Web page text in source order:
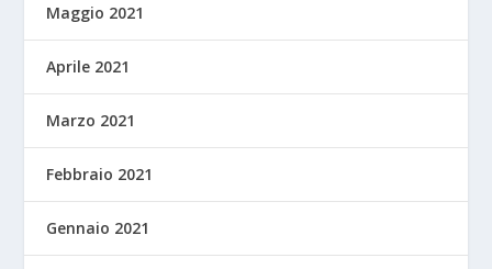
Maggio 2021
Aprile 2021
Marzo 2021
Febbraio 2021
Gennaio 2021